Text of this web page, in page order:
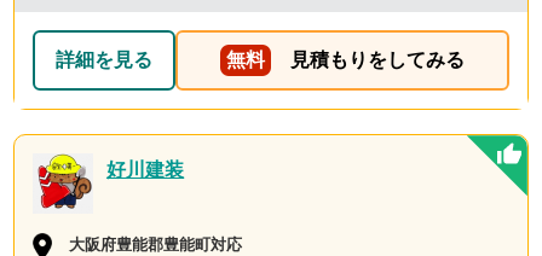
詳細を見る 無料 見積もりをしてみる
好川建装
大阪府豊能郡豊能町対応